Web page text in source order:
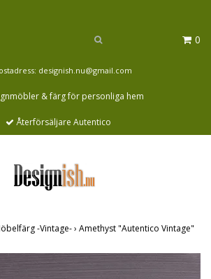
0
designish.nu@gmail.com
& färg för personliga hem
Återförsäljare Autentico
-Vintage-› Amethyst "Autentico Vintage"